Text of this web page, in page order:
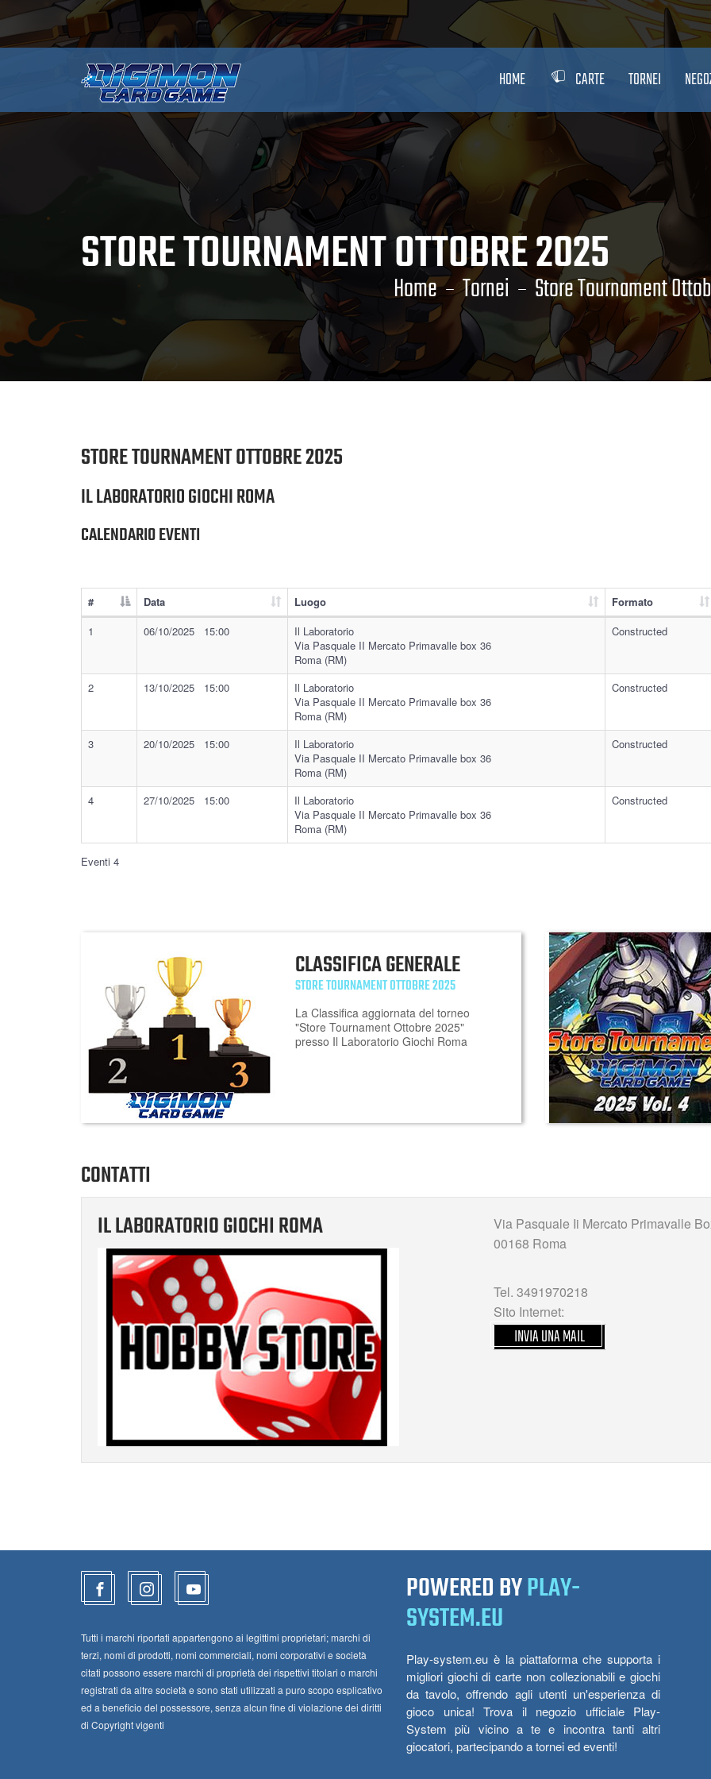
HOME CARTE TORNEI
STORE TOURNAMENT OTTOBRE 2025
Home Tornei Store Tournament
STORE TOURNAMENT OTTOBRE 2025
IL LABORATORIO GIOCHI ROMA
CALENDARIO EVENTI
# Data Luogo
Formato
1
06/10/2025 15:00
Il Laboratorio
Via Pasquale II Mercato Primavalle box 36
Roma (RM)
Constructed
2 13/10/2025 15:00
Il Laboratorio
Via Pasquale II Mercato Primavalle box 36
Roma (RM)
Constructed
3 20/10/2025 15:00
Il Laboratorio
Via Pasquale II Mercato Primavalle box 36
Roma (RM)
Constructed
4 27/10/2025 15:00
Il Laboratorio
Via Pasquale II Mercato Primavalle box 36
Roma (RM)
Constructed
Eventi 4
CLASSIFICA GENERALE
STORE TOURNAMENT OTTOBRE 2025
La Classifica aggiornata del torneo
"Store Tournament Ottobre 2025"
presso Il Laboratorio Giochi Roma
CONTATTI
IL LABORATORIO GIOCHI ROMA
Via Pasquale Ii Mercato Primavalle
00168 Roma
Tel. 3491970218
Sito Internet:
INVIA UNA MAIL
Tutti i marchi riportati appartengono ai legittimi proprietari; marchi di
terzi, nomi di prodotti, nomi commerciali, nomi corporativi e società
citati possono essere marchi di proprietà dei rispettivi titolari o marchi
registrati da altre società e sono stati utilizzati a puro scopo esplicativo
ed a beneficio del possessore, senza alcun fine di violazione dei diritti
di Copyright vigenti
POWERED BYPLAY-
SYSTEM.EU
Play-system.eu è la piattaforma che supporta i
migliori giochi di carte non collezionabili e giochi
da tavolo, offrendo agli utenti un'esperienza di
gioco unica! Trova il negozio ufficiale Play-
System più vicino a te e incontra tanti altri
giocatori, partecipando a tornei ed eventi!